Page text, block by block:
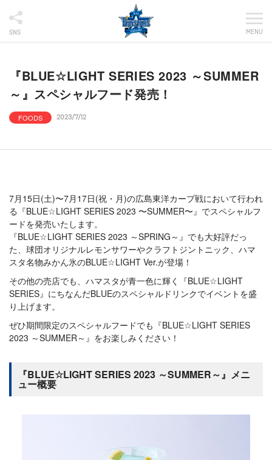
SNS MENU
『BLUE☆LIGHT SERIES 2023 ～SUMMER
～』スペシャルフード発売！
FOODS 2023/7/12
7月15日(土)〜7月17日(祝・月)の広島東洋カープ戦において行われ
る『BLUE☆LIGHT SERIES 2023 〜SUMMER〜』でスペシャルフ
ードを発売いたします。
『BLUE☆LIGHT SERIES 2023 ～SPRING～』でも大好評だっ
た、球団オリジナルレモンサワーやクラフトジントニック、ハマ
スタ名物みかん氷のBLUE☆LIGHT Ver.が登場！
その他の売店でも、ハマスタが青一色に輝く『BLUE☆LIGHT
SERIES』にちなんだBLUEのスペシャルドリンクでイベントを盛
り上げます。
ぜひ期間限定のスペシャルフードでも『BLUE☆LIGHT SERIES
2023 ～SUMMER～』をお楽しみください！
『BLUE☆LIGHT SERIES 2023 ～SUMMER～』メニ
ュー概要